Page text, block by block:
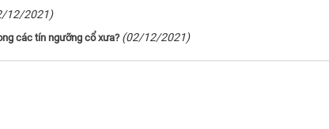
12/2021)
các tín ngưỡng cổ xưa? (02/12/2021)